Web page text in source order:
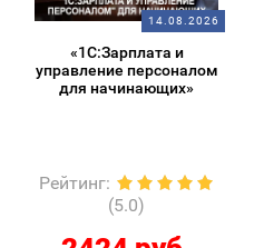
14.08.2026
«1С:Зарплата и
управление персоналом
для начинающих»
Рейтинг:
(5.0)